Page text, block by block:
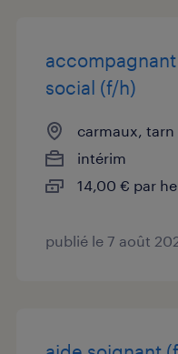
social (f/h)
carmaux, tarn
intérim
14,00 € par
publié le 7 août